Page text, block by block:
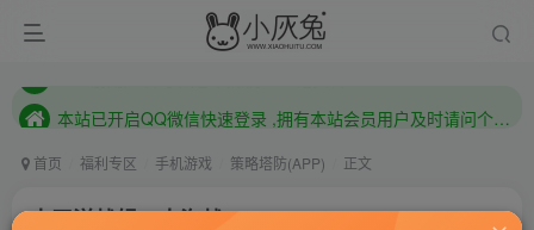
本站已开启QQ微信快速登录 ,拥有本站会员用户及时请问个人中心绑定！
首页 福利专区 手机游戏 策略塔防(APP) 正文
太平洋战舰：大海战/Pacific Warships v1.1.04